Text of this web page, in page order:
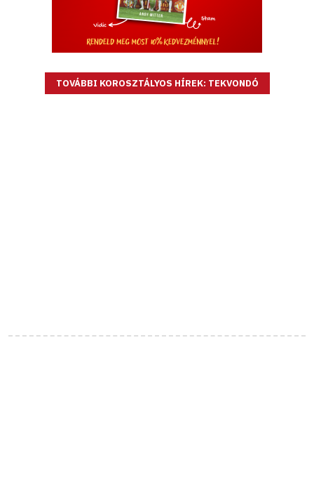
TOVÁBBI KOROSZTÁLYOS HÍREK: TEKVONDÓ